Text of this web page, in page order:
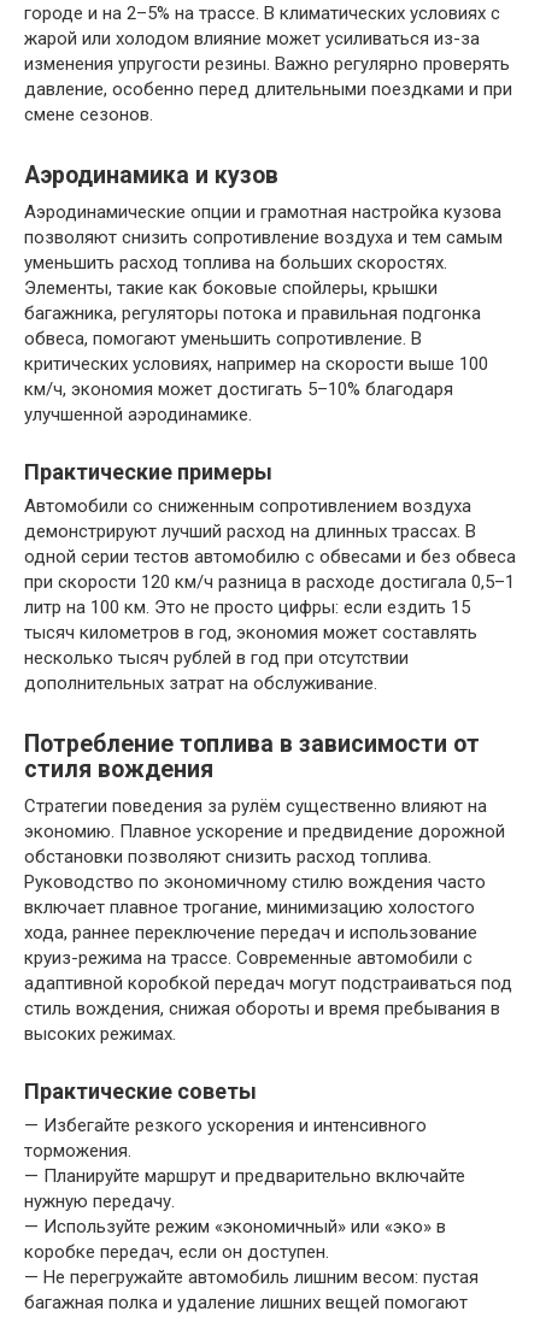
городе и на 2–5% на трассе. В климатических условиях с
жарой или холодом влияние может усиливаться из-за
изменения упругости резины. Важно регулярно проверять
давление, особенно перед длительными поездками и при
смене сезонов.
Аэродинамика и кузов
Аэродинамические опции и грамотная настройка кузова
позволяют снизить сопротивление воздуха и тем самым
уменьшить расход топлива на больших скоростях.
Элементы, такие как боковые спойлеры, крышки
багажника, регуляторы потока и правильная подгонка
обвеса, помогают уменьшить сопротивление. В
критических условиях, например на скорости выше 100
км/ч, экономия может достигать 5–10% благодаря
улучшенной аэродинамике.
Практические примеры
Автомобили со сниженным сопротивлением воздуха
демонстрируют лучший расход на длинных трассах. В
одной серии тестов автомобилю с обвесами и без обвеса
при скорости 120 км/ч разница в расходе достигала 0,5–1
литр на 100 км. Это не просто цифры: если ездить 15
тысяч километров в год, экономия может составлять
несколько тысяч рублей в год при отсутствии
дополнительных затрат на обслуживание.
Потребление топлива в зависимости от
стиля вождения
Стратегии поведения за рулём существенно влияют на
экономию. Плавное ускорение и предвидение дорожной
обстановки позволяют снизить расход топлива.
Руководство по экономичному стилю вождения часто
включает плавное трогание, минимизацию холостого
хода, раннее переключение передач и использование
круиз-режима на трассе. Современные автомобили с
адаптивной коробкой передач могут подстраиваться под
стиль вождения, снижая обороты и время пребывания в
высоких режимах.
Практические советы
— Избегайте резкого ускорения и интенсивного
торможения.
— Планируйте маршрут и предварительно включайте
нужную передачу.
— Используйте режим «экономичный» или «эко» в
коробке передач, если он доступен.
— Не перегружайте автомобиль лишним весом: пустая
багажная полка и удаление лишних вещей помогают